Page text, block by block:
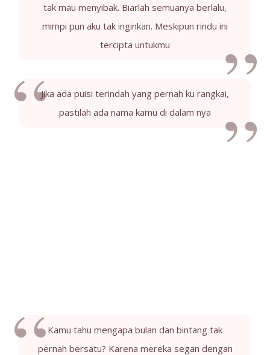
tak mau menyibak. Biarlah semuanya berlalu,
mimpi pun aku tak inginkan. Meskipun rindu ini
tercipta untukmu
Jika ada puisi terindah yang pernah ku rangkai,
pastilah ada nama kamu di dalam nya
Kamu tahu mengapa bulan dan bintang tak
pernah bersatu? Karena mereka segan dengan